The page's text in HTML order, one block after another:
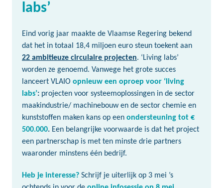
labs’
Eind vorig jaar maakte de Vlaamse Regering bekend
dat het in totaal 18,4 miljoen euro steun toekent aan
22 ambitieuze circulaire projecten. ‘Living labs’
worden ze genoemd. Vanwege het grote succes
lanceert VLAIO opnieuw een oproep voor ‘living
labs’: projecten voor systeemoplossingen in de sector
maakindustrie/ machinebouw en de sector chemie en
kunststoffen maken kans op een ondersteuning tot €
500.000. Een belangrijke voorwaarde is dat het project
een partnerschap is met ten minste drie partners
waaronder minstens één bedrijf.
Heb je interesse? Schrijf je uiterlijk op 3 mei ’s